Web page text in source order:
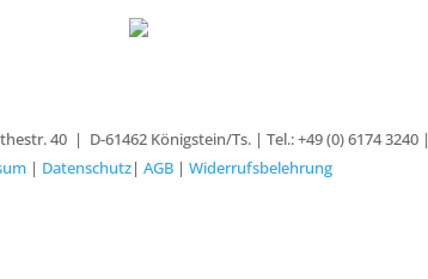
40 | D-61462 Königstein/Ts. | Tel.: +49 (0) 6174 3240 |
| Datenschutz| AGB | Widerrufsbelehrung